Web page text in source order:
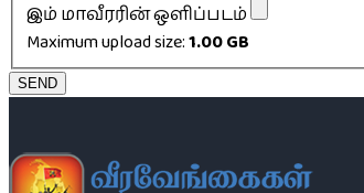
இம் மாவீரரின் ஒளிப்படம்
Maximum upload size:1.00 GB
SEND